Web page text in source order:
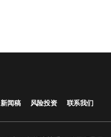
新闻稿 风险投资 联系我们